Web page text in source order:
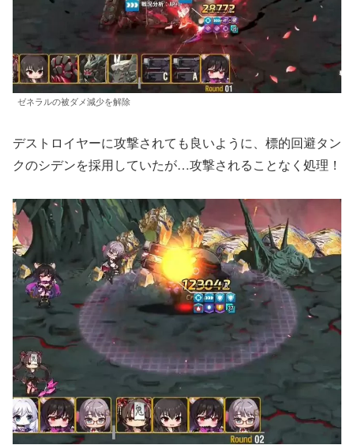
ゼネラルの被ダメ減少を解除
デストロイヤーに攻撃されても良いように、標的回避タン
クのシデンを採用していたが…攻撃されることなく処理！